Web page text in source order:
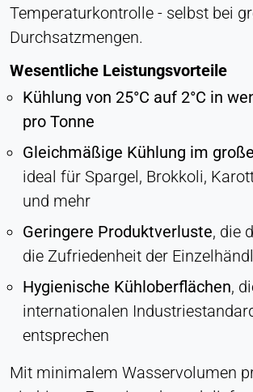
Temperaturkontrolle - selbst bei
Durchsatzmengen.
Wesentliche Leistungsvorteile
Kühlung von 25°C auf 2°C in
pro Tonne
Gleichmäßige Kühlung im
ideal für Spargel, Brokkoli,
und mehr
Geringere Produktverluste, die
die Zufriedenheit der
Hygienische Kühloberflächen,
internationalen
entsprechen
Mit minimalem Wasservolumen
Ermöglicht Inhalte von Drittanbietern
Videos. Wenn aktiviert, können
Vimeo
Name:
vuid, player
Anbieter:
Vimeo, Inc.
Zweck:
Cookie Laufzeit:
Sitzung - 2 Jahre